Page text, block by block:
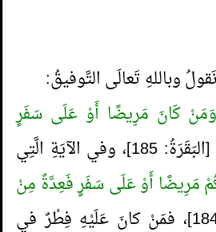
وباللهِ تَعالَى التَّوفيقُ:
كَانَ مَرِيضًا أَوْ عَلَى سَفَرٍ
[البَقَرَةُ: 185]، وفي الآيَةِ الَّتِي
مَرِيضًا أَوْ عَلَى سَفَرٍ فَعِدَّةٌ مِنْ
[البَقَرَةُ: 184]، فمَنْ كانَ عَلَيْهِ فِطْرٌ في